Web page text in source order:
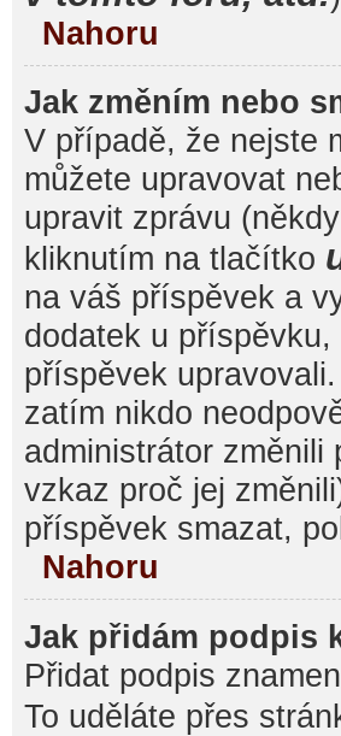
Nahoru
Jak změním nebo
V případě, že nejste
můžete upravovat
upravit zprávu
kliknutím na tlačítko
na váš příspěvek a
dodatek u
příspěvek
zatím nikdo
administrátor
vzkaz proč jej
příspěvek smazat,
Nahoru
Jak přidám podpis
Přidat podpis
To uděláte přes